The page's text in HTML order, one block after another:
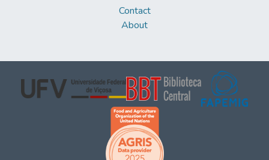
Contact
About